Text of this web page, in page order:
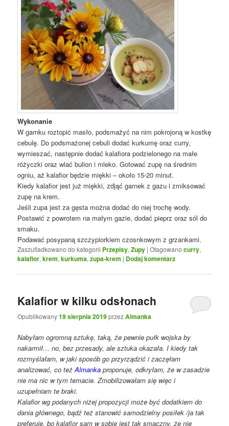
Wykonanie
W garnku roztopić masło, podsmażyć na nim pokrojoną w kostkę
cebulę. Do podsmażonej cebuli dodać kurkumę oraz curry,
wymieszać, następnie dodać kalafiora podzielonego na małe
różyczki oraz wlać bulion i mleko. Gotować zupę na średnim
ogniu, aż kalafior będzie miękki – około 15-20 minut.
Kiedy kalafior jest już miękki, zdjąć garnek z gazu i zmiksować
zupę na krem.
Jeśli zupa jest za gęsta można dodać do niej trochę wody.
Postawić z powrotem na małym gazie, dodać pieprz oraz sól do
smaku.
Podawać posypaną szczypiorkiem czosnkowym z grzankami.
Zaszufladkowano do kategorii Przepisy,Zupy |Otagowano curry,
kalafior,krem,kurkuma,zupa-krem | Dodaj komentarz
Kalafior w kilku odsłonach
Opublikowany19 sierpnia 2019przezAlmanka
Nabyłam ogromną sztukę, taką, że pewnie pułk wojska by
nakarmił… no, bez przesady, ale sztuka okazała. I kiedy tak
rozmyślałam, w jaki sposób go przyrządzić i zaczęłam
analizować, co teżAlmanka proponuje, odkryłam, że w zasadzie
nie ma nic w tym temacie. Zmobilizowałam się więc i
uzupełniam te braki.
Kalafior wg podanych niżej propozycji może być dodatkiem do
dania głównego, bądź też stanowić samodzielny posiłek /ja tak
preferuję, bo kalafior sam w sobie jest tak smaczny, że nie